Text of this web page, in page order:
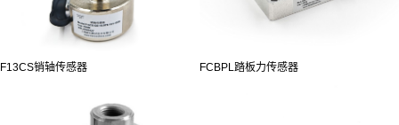
F13CS销轴传感器 FCBPL踏板力传感器